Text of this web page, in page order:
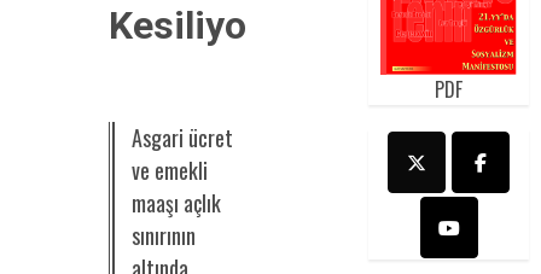
Kesiliyor!
Asgari ücret
ve emekli
maaşı açlık
sınırının
PDF